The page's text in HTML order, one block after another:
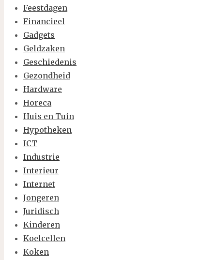
Feestdagen
Financieel
Gadgets
Geldzaken
Geschiedenis
Gezondheid
Hardware
Horeca
Huis en Tuin
Hypotheken
ICT
Industrie
Interieur
Internet
Jongeren
Juridisch
Kinderen
Koelcellen
Koken